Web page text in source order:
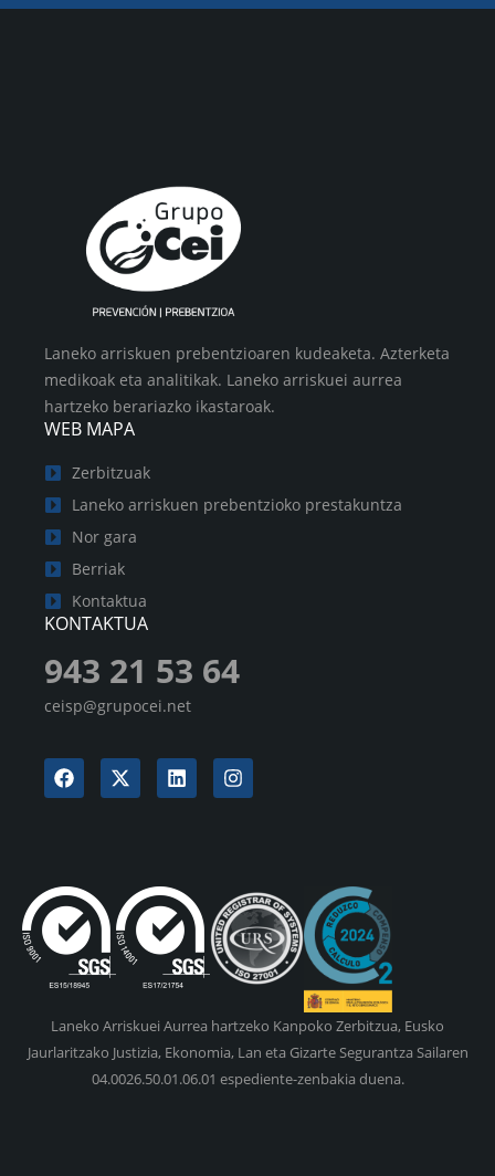
Laneko arriskuen prebentzioaren kudeaketa. Azterketa
medikoak eta analitikak. Laneko arriskuei aurrea
hartzeko berariazko ikastaroak.
WEB MAPA
Zerbitzuak
Laneko arriskuen prebentzioko prestakuntza
Nor gara
Berriak
Kontaktua
KONTAKTUA
943 21 53 64
ceisp@grupocei.net
Laneko Arriskuei Aurrea hartzeko Kanpoko Zerbitzua, Eusko
Jaurlaritzako Justizia, Ekonomia, Lan eta Gizarte Segurantza Sailaren
04.0026.50.01.06.01 espediente-zenbakia duena.